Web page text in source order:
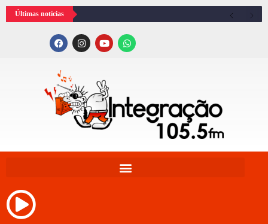
Últimas notícias